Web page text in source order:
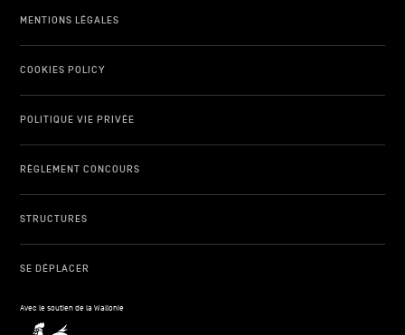
MENTIONS LÉGALES
COOKIES POLICY
POLITIQUE VIE PRIVÉE
RÈGLEMENT CONCOURS
STRUCTURES
SE DÉPLACER
Avec le soutien de la Wallonie